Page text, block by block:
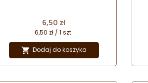
Cena
6,50 zł
6,50 zł / 1 szt.
 Dodaj do koszyka